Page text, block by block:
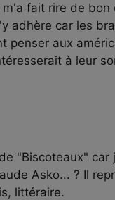
fait rire de bon
adhère car les
penser aux
à leur
"Biscoteaux" car
Asko... ? Il
littéraire.